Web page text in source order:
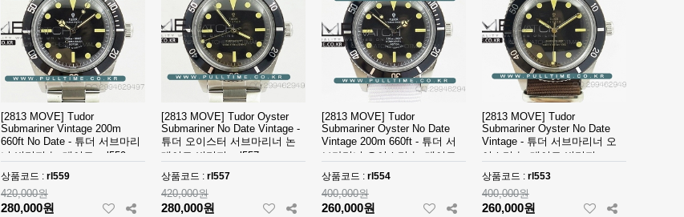
[2813 MOVE] Tudor
Submariner Vintage 200m
660ft No Date - 튜더 서브마리
너 빈티지 논 데이트 - rl559
상품코드 : rl559
420,000원
280,000원
[2813 MOVE] Tudor Oyster
Submariner No Date Vintage -
튜더 오이스터 서브마리너 논
데이트 빈티지 - rl557
상품코드 : rl557
420,000원
280,000원
[2813 MOVE] Tudor
Submariner Oyster No Date
Vintage 200m 660ft - 튜더 서
브마리너 오이스터 논 데이트
빈티지 - rl554
상품코드 : rl554
400,000원
260,000원
[2813 MOVE] Tudor
Submariner Oyster No Date
Vintage - 튜더 서브마리너 오
이스터 논 데이트 빈티지 -
rl553
상품코드 : rl553
400,000원
260,000원